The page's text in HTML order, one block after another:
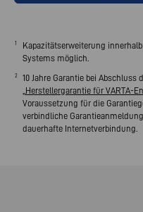
1
Kapazitätserweiterung
Systems möglich.
2
10 Jahre Garantie bei
Herstellergarantie für VARTA-
Voraussetzung für die
verbindliche
dauerhafte Internetverbindung.